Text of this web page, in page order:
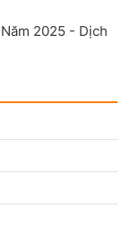
2025 - Dịch